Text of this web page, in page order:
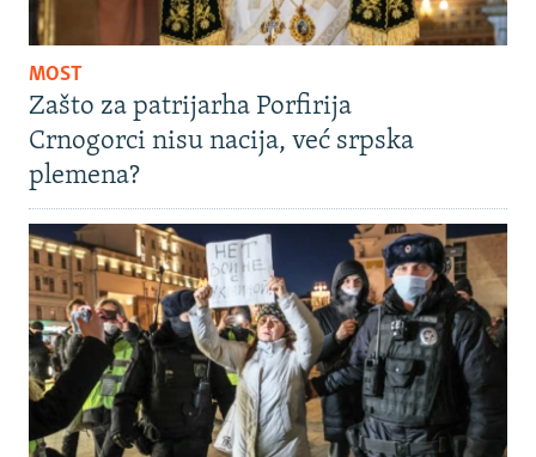
MOST
Zašto za patrijarha Porfirija
Crnogorci nisu nacija, već srpska
plemena?